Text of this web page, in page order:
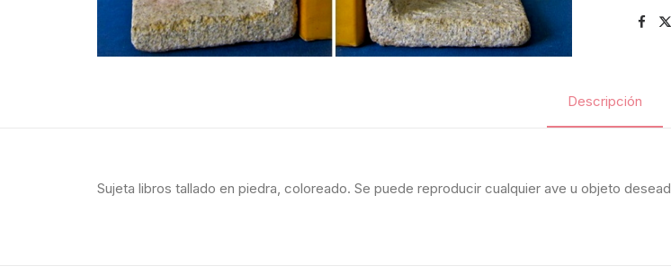
Descripción
Sujeta libros tallado en piedra, coloreado. Se puede reproducir cualquier ave u objeto